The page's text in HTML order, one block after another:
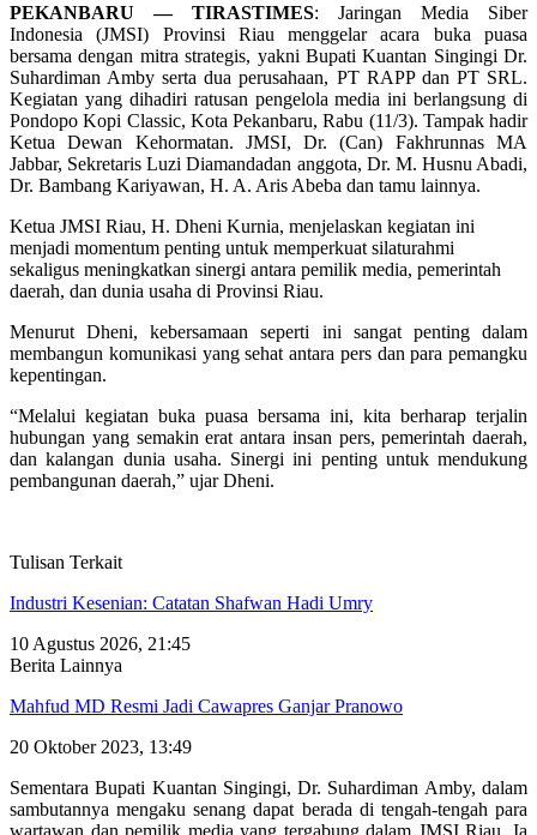
PEKANBARU — TIRASTIMES: Jaringan Media Siber
Indonesia (JMSI) Provinsi Riau menggelar acara buka puasa
bersama dengan mitra strategis, yakni Bupati Kuantan Singingi Dr.
Suhardiman Amby serta dua perusahaan, PT RAPP dan PT SRL.
Kegiatan yang dihadiri ratusan pengelola media ini berlangsung di
Pondopo Kopi Classic, Kota Pekanbaru, Rabu (11/3). Tampak hadir
Ketua Dewan Kehormatan. JMSI, Dr. (Can) Fakhrunnas MA
Jabbar, Sekretaris Luzi Diamandadan anggota, Dr. M. Husnu Abadi,
Dr. Bambang Kariyawan, H. A. Aris Abeba dan tamu lainnya.
Ketua JMSI Riau, H. Dheni Kurnia, menjelaskan kegiatan ini
menjadi momentum penting untuk memperkuat silaturahmi
sekaligus meningkatkan sinergi antara pemilik media, pemerintah
daerah, dan dunia usaha di Provinsi Riau.
Menurut Dheni, kebersamaan seperti ini sangat penting dalam
membangun komunikasi yang sehat antara pers dan para pemangku
kepentingan.
“Melalui kegiatan buka puasa bersama ini, kita berharap terjalin
hubungan yang semakin erat antara insan pers, pemerintah daerah,
dan kalangan dunia usaha. Sinergi ini penting untuk mendukung
pembangunan daerah,” ujar Dheni.
Tulisan Terkait
Industri Kesenian: Catatan Shafwan Hadi Umry
10 Agustus 2026, 21:45
Berita Lainnya
Mahfud MD Resmi Jadi Cawapres Ganjar Pranowo
20 Oktober 2023, 13:49
Sementara Bupati Kuantan Singingi, Dr. Suhardiman Amby, dalam
sambutannya mengaku senang dapat berada di tengah-tengah para
wartawan dan pemilik media yang tergabung dalam JMSI Riau. Ia